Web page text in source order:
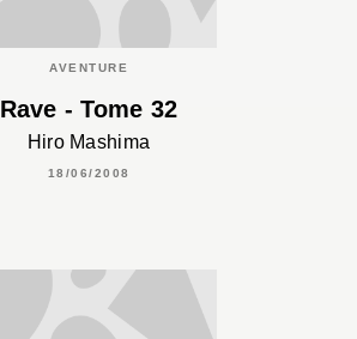
AVENTURE
Rave - Tome 32
Hiro Mashima
18/06/2008